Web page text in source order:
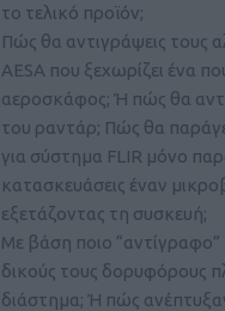
το τελικό προϊόν;
Πώς θα αντιγράψεις τους
AESA που ξεχωρίζει ένα
αεροσκάφος; Ή πώς θα
του ραντάρ; Πώς θα
για σύστημα FLIR μόνο
κατασκευάσεις έναν
εξετάζοντας τη συσκευή;
Με βάση ποιο
δικούς τους δορυφόρους
διάστημα; Ή πώς